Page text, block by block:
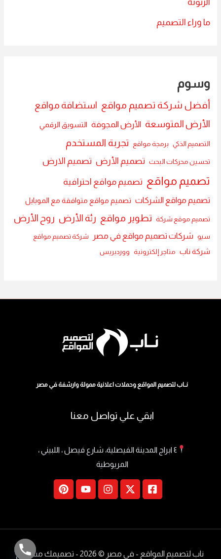
الزتونة
ما وراء التصميم
وسوم
أفضل شركة تصميم مواقع
استضافة مواقع
الأرض المتوسعة الأرض المجوفة التسويق الرقمي
التصميم الذكي برمجة مواقع تجربة المستخدم
تحسين محركات البحث تصميم الأرض تصميم الارض
تصميم مواقع تصميم مواقع احترافية
تصميم مواقع الشركات تصميم مواقع متوافقة مع الموبايل
تصميم موقع شركة تطوير مواقع رئة الأرض روح الأرض
سيو شركات تصميم مواقع في مصر شركة تصميم مواقع
شركة ناب متاجر إلكترونية ووردبريس
نــاب لتصميم المواقع وحملات اعلانية ممولة وارشفة في مصر
ابقي علي تواصل معنا
٤ ابراج المدينة الفيصلية، شارع فيصل ، اللبيني ،
المريوطية
ناب لتصميم المواقع - في مصر © 2026 - تصميمك مسموع